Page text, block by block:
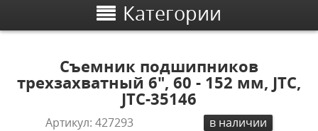
Категории
Съемник подшипников
трехзахватный 6", 60 - 152 мм, JTC,
JTC-35146
Артикул:427293 в наличии